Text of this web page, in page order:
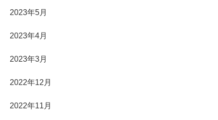
2023年5月
2023年4月
2023年3月
2022年12月
2022年11月